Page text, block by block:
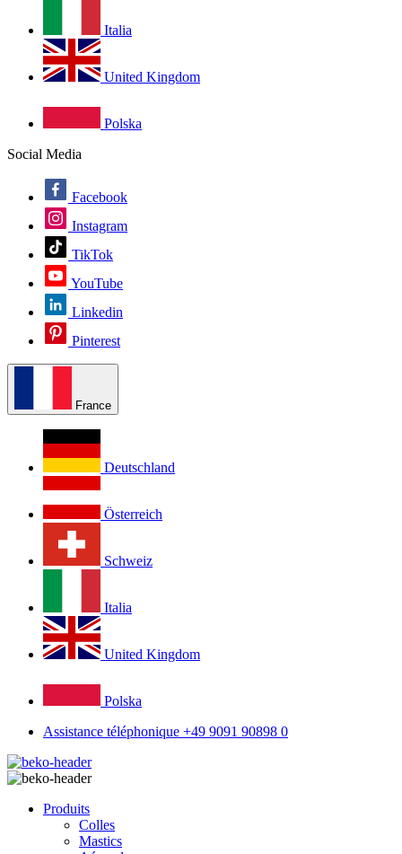
Italia
United Kingdom
Polska
Social Media
Facebook
Instagram
TikTok
YouTube
Linkedin
Pinterest
France
Deutschland
Österreich
Schweiz
Italia
United Kingdom
Polska
Assistance téléphonique +49 9091 90898 0
Produits
Colles
Mastics